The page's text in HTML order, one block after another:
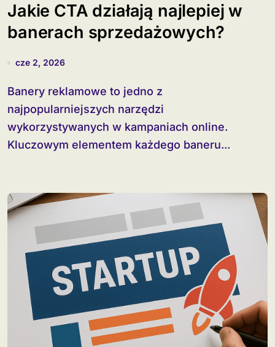
Jakie CTA działają najlepiej w
banerach sprzedażowych?
cze 2, 2026
Banery reklamowe to jedno z
najpopularniejszych narzędzi
wykorzystywanych w kampaniach online.
Kluczowym elementem każdego baneru...